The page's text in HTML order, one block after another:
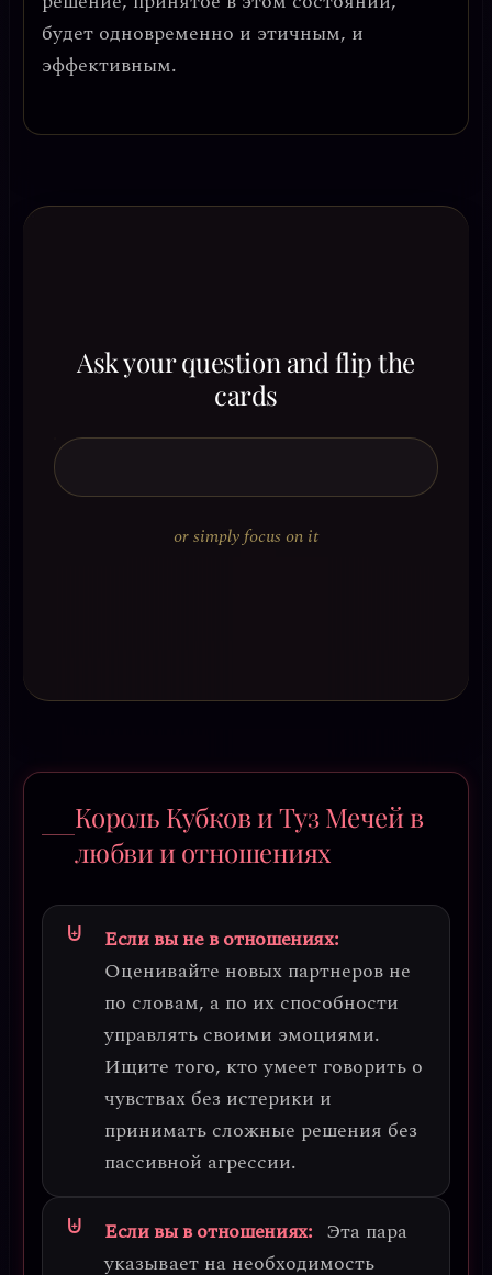
будет одновременно и этичным, и
эффективным.
Ask your question and flip the
cards
or simply focus on it
Король Кубков и Туз Мечей в
любви и отношениях
Если вы не в отношениях:
Оценивайте новых партнеров не
по словам, а по их способности
управлять своими эмоциями.
Ищите того, кто умеет говорить о
чувствах без истерики и
принимать сложные решения без
пассивной агрессии.
Если вы в отношениях: Эта пара
указывает на необходимость